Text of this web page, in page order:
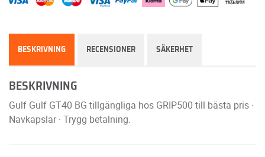
BESKRIVNING RECENSIONER SÄKERHET
BESKRIVNING
Gulf Gulf GT40 BG tillgängliga hos GRIP500 till bästa pris ·
Navkapslar · Trygg betalning.